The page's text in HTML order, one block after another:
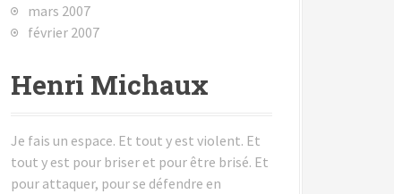
mars 2007
février 2007
Henri Michaux
Je fais un espace. Et tout y est violent. Et
tout y est pour briser et pour être brisé. Et
pour attaquer, pour se défendre en